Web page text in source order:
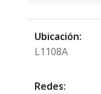
Ubicación:
L1108A
Redes: